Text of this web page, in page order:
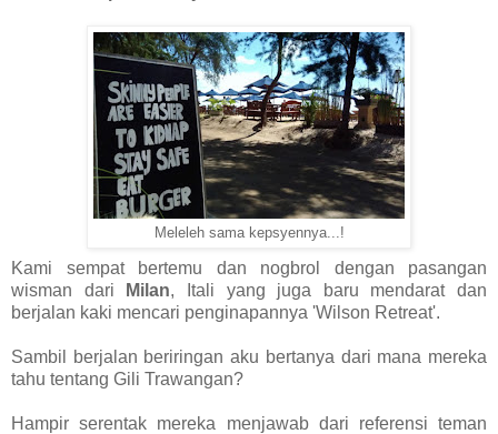
Meleleh sama kepsyennya...!
Kami sempat bertemu dan nogbrol dengan pasangan
wisman dari
Milan, Itali yang juga baru mendarat dan
berjalan kaki mencari penginapannya 'Wilson Retreat'.
Sambil berjalan beriringan aku bertanya dari mana mereka
tahu tentang Gili Trawangan?
Hampir serentak mereka menjawab dari referensi teman